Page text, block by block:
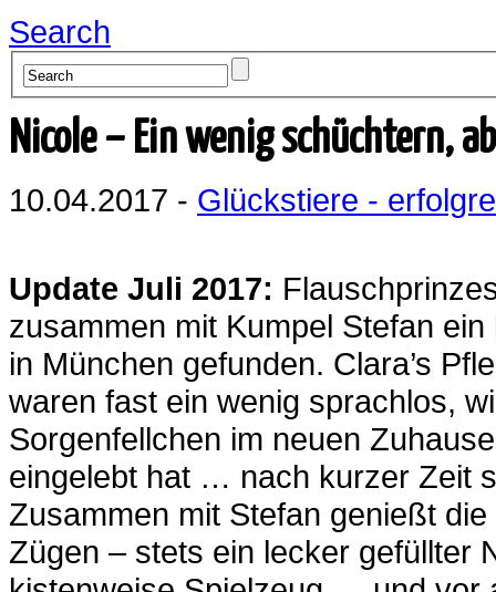
Search
Nicole – Ein wenig schüchtern,
10.04.2017 - Glückstiere -
Update Juli 2017:
zusammen mit Kumpel Stefan
in München gefunden. Clara’s
waren fast ein wenig sprachlos,
Sorgenfellchen im neuen
eingelebt hat … nach kurzer Zeit
Zusammen mit Stefan genießt
Zügen – stets ein lecker gefüllter